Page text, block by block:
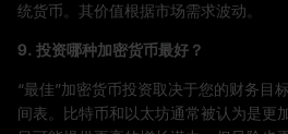
统货币。其价值根据市场需求波动。
9. 投资哪种加密货币最好？
“最佳”加密货币投资取决于您的财务目
间表。比特币和以太坊通常被认为是更